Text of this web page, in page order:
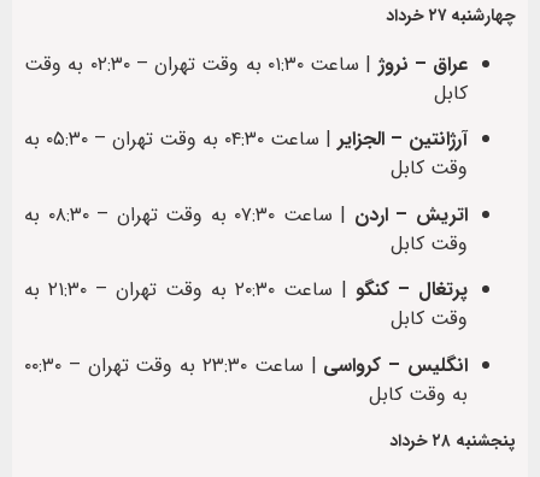
چهارشنبه ۲۷ خرداد
عراق – نروژ
| ساعت ۰۱:۳۰ به وقت تهران – ۰۲:۳۰ به وقت
کابل
آرژانتین – الجزایر
| ساعت ۰۴:۳۰ به وقت تهران – ۰۵:۳۰ به
وقت کابل
اتریش – اردن
| ساعت ۰۷:۳۰ به وقت تهران – ۰۸:۳۰ به
وقت کابل
پرتغال – کنگو
| ساعت ۲۰:۳۰ به وقت تهران – ۲۱:۳۰ به
وقت کابل
انگلیس – کرواسی
| ساعت ۲۳:۳۰ به وقت تهران – ۰۰:۳۰
به وقت کابل
پنجشنبه ۲۸ خرداد